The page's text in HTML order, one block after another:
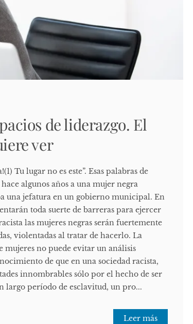
de liderazgo. El
ver
Tu lugar no es este”. Esas palabras de
algunos años a una mujer negra
una jefatura en un gobierno municipal. En
toda suerte de barreras para ejercer
las mujeres negras serán fuertemente
violentadas al tratar de hacerlo. La
mujeres no puede evitar un análisis
de que en una sociedad racista,
innombrables sólo por el hecho de ser
largo período de esclavitud, un pro...
Leer más